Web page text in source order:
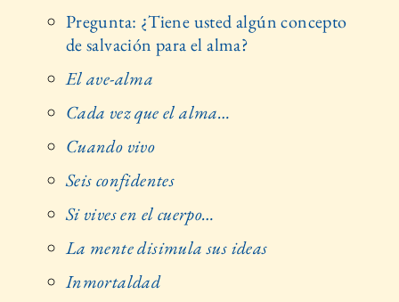
Pregunta: ¿Tiene usted algún concepto
de salvación para el alma?
El ave-alma
Cada vez que el alma…
Cuando vivo
Seis confidentes
Si vives en el cuerpo…
La mente disimula sus ideas
Inmortaldad